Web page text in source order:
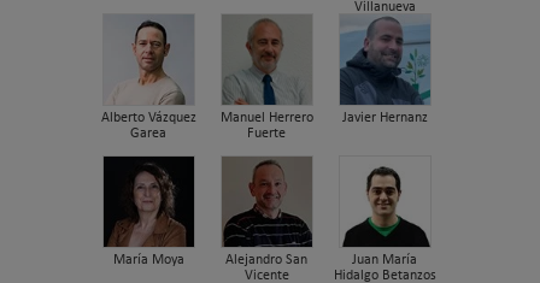
Villanueva
Alberto Vázquez
Garea
Manuel Herrero
Fuerte
Javier Hernanz
María Moya
Alejandro San
Vicente
Juan María
Hidalgo Betanzos